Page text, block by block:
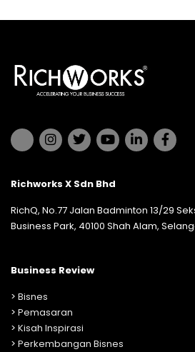
Richworks X Sdn Bhd
RichQ, No.77 Jalan Badminton 13/29
Business Park, 40100 Shah Alam,
Business Review
> Bisnes
> Pemasaran
> Kisah Inspirasi
> Perkembangan Bisnes